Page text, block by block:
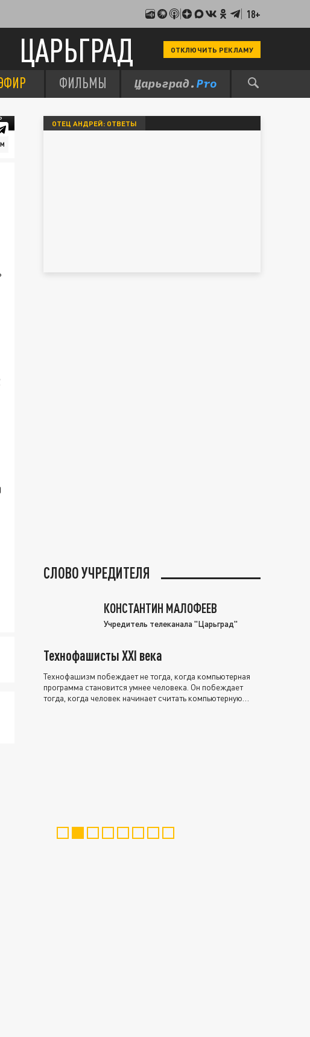
18+
ЦАРЬГРАД ОТКЛЮЧИТЬ РЕКЛАМУ
ФИЛЬМЫ
ОТЕЦ АНДРЕЙ: ОТВЕТЫ
СЛОВО УЧРЕДИТЕЛЯ
КОНСТАНТИН МАЛОФЕЕВ
Учредитель телеканала "Царьград"
Технофашисты XXI века
Технофашизм побеждает не тогда, когда компьютерная
программа становится умнее человека. Он побеждает
тогда, когда человек начинает считать компьютерную